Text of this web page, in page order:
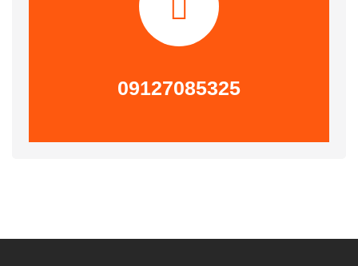
09127085325